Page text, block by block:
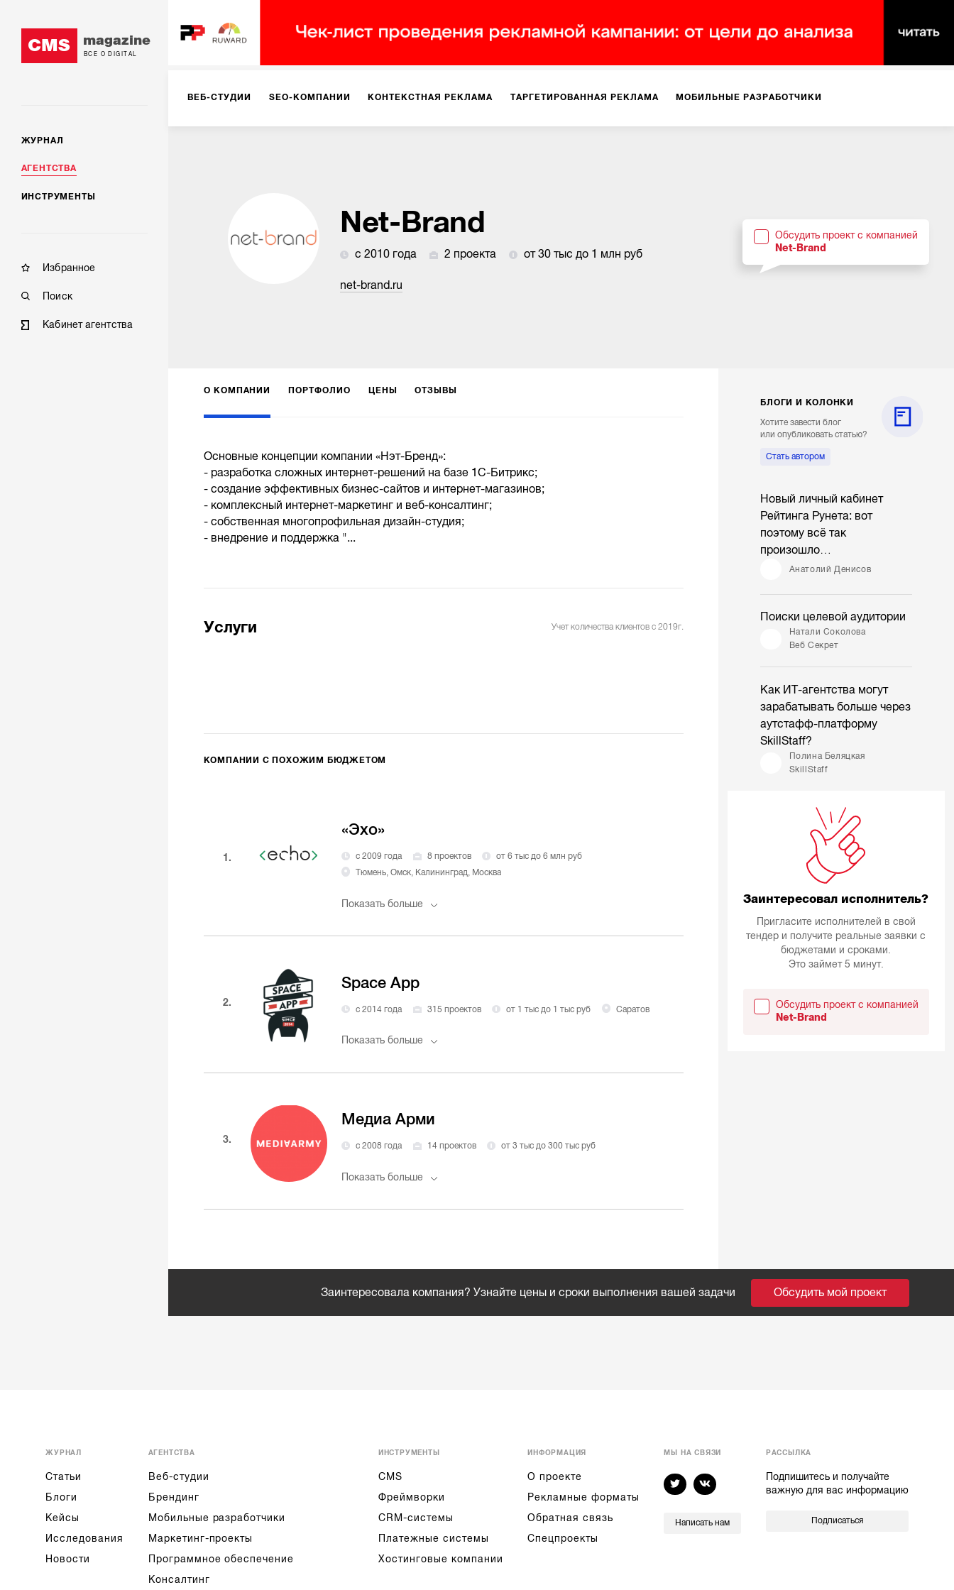
CMS magazine
ВСЕ О DIGITAL
ЖУРНАЛ
АГЕНТСТВА
ИНСТРУМЕНТЫ
Избранное
Поиск
Кабинет агентства
ВЕБ-СТУДИИ SEO-КОМПАНИИ КОНТЕКСТНАЯ РЕКЛАМА ТАРГЕТИРОВАННАЯ РЕКЛАМА МОБИЛЬНЫЕ РАЗРАБОТЧИКИ
РЕКЛАМА НА ИНТЕРНЕТ-ПЛОЩАДКАХ РАБОТА С МАРКЕТПЛЕЙСАМИ
Net-Brand
с 2010 года 2 проекта от 30 тыс до 1 млн руб
net-brand.ru
Обсудить проект с компанией
Net-Brand
О КОМПАНИИ ПОРТФОЛИО ЦЕНЫ ОТЗЫВЫ
Основные концепции компании «Нэт-Бренд»:
- разработка сложных интернет-решений на базе 1С-Битрикс;
- создание эффективных бизнес-сайтов и интернет-магазинов;
- комплексный интернет-маркетинг и веб-консалтинг;
- собственная многопрофильная дизайн-студия;
- внедрение и поддержка "...
Услуги Учет количества клиентов с 2019г.
КОМПАНИИ С ПОХОЖИМ БЮДЖЕТОМ
1.
«Эхо»
с 2009 года 8 проектов
от 6 тыс до 6 млн руб
Тюмень, Омск, Калининград, Москва
Показать больше
2.
Space App
с 2014 года 315 проектов от 1 тыс до 1 тыс руб Саратов
Показать больше
3.
Медиа Арми
с 2008 года 14 проектов от 3 тыс до 300 тыс руб
Показать больше
БЛОГИ И КОЛОНКИ
Хотите завести блог
или опубликовать статью?
Стать автором
Новый личный кабинет
Рейтинга Рунета: вот
поэтому всё так
произошло…
Анатолий Денисов
Поиски целевой аудитории
Натали Соколова
Веб Секрет
Как ИТ-агентства могут
зарабатывать больше через
аутстафф-платформу
SkillStaff?
Полина Беляцкая
SkillStaff
Заинтересовал исполнитель?
Пригласите исполнителей в свой
тендер и получите реальные заявки с
бюджетами и сроками.
Это займет 5 минут.
Обсудить проект с компанией
Net-Brand
Заинтересовала компания? Узнайте цены и сроки выполнения вашей задачи Обсудить мой проект
ЖУРНАЛ
Статьи
Блоги
Кейсы
Исследования
Новости
АГЕНТСТВА
Веб-студии
Брендинг
Мобильные разработчики
Маркетинг-проекты
Программное обеспечение
Консалтинг
ИНСТРУМЕНТЫ
CMS
Фреймворки
CRM-системы
Платежные системы
Хостинговые компании
ИНФОРМАЦИЯ
О проекте
Рекламные форматы
Обратная связь
Спецпроекты
МЫ НА СВЯЗИ
Написать нам
РАССЫЛКА
Подпишитесь и получайте
важную для вас информацию
Подписаться